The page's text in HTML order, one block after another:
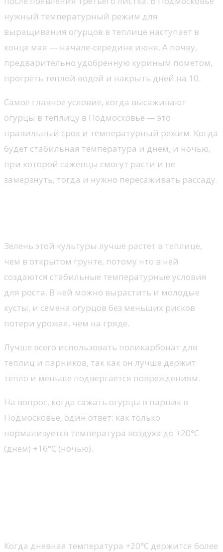
нужный температурный режим для
выращивания огурцов в теплице наступает в
конце мая — начале-середине июня. А почву,
предварительно удобренную куриным пометом,
прогреть теплой водой и накрыть дней на 10.
Самое главное условие, когда высаживают
огурцы в теплицу в Подмосковье — это
правильный срок и температурный режим. Когда
будет стабильная температура и днем, и ночью,
при которой саженцы смогут расти и не
замерзнуть, тогда и нужно пересаживать рассаду.
Зелень этой культуры лучше растет в теплице,
чем в открытом грунте, потому что в ней
создаются стабильные температурные условия
для роста. В ней можно вырастить и молодые
кусты, и семена огурцов без меньших рисков
потери урожая, чем на гряде.
Лучше всего использовать поликарбонат для
теплиц и парников, так как он лучше держит
тепло и меньше подвергается повреждениям.
На вопрос, когда сажать огурцы в парник в
Подмосковье, один ответ: как только
нормализуется температура воздуха до +20°С
(днем) +16°С (ночью).
Когда дневная температура +20°С держится более